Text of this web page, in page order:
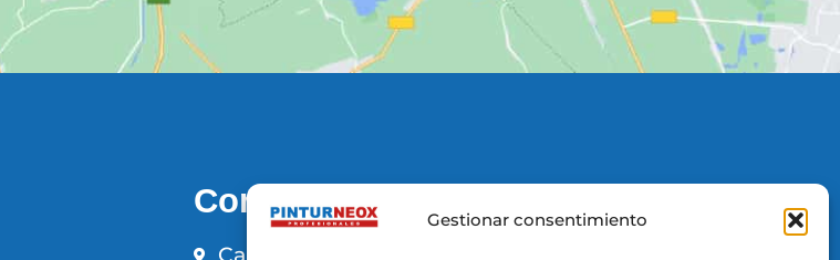
Gestionar consentimiento
Contacto